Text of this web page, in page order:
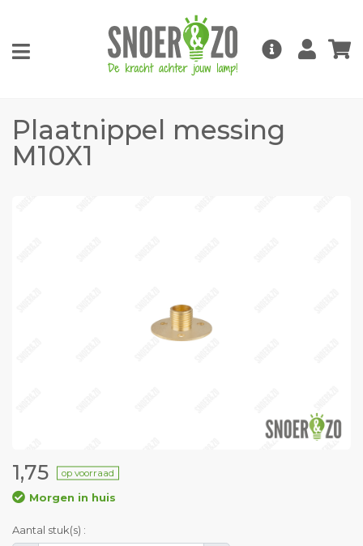
Plaatnippel messing
M10X1
1,75 op voorraad
Morgen in huis
Aantal stuk(s) :